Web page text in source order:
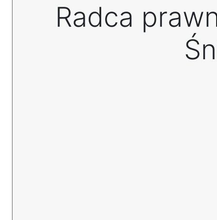
Radca